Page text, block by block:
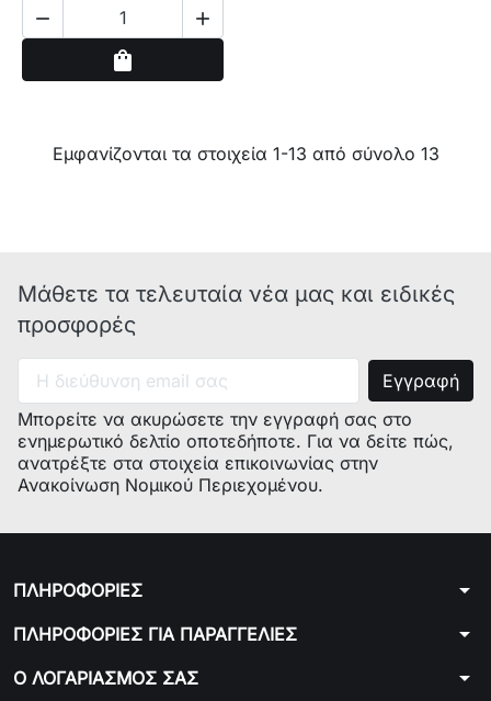
 
shopping_bag
Εμφανίζονται τα στοιχεία 1-13 από σύνολο 13
Μάθετε τα τελευταία νέα μας και ειδικές
προσφορές
Μπορείτε να ακυρώσετε την εγγραφή σας στο
ενημερωτικό δελτίο οποτεδήποτε. Για να δείτε πώς,
ανατρέξτε στα στοιχεία επικοινωνίας στην
Ανακοίνωση Νομικού Περιεχομένου.
ΠΛΗΡΟΦΟΡΙΕΣ arrow_drop_down
ΠΛΗΡΟΦΟΡΙΕΣ ΓΙΑ ΠΑΡΑΓΓΕΛΙΕΣ arrow_drop_down
Ο ΛΟΓΑΡΙΑΣΜΟΣ ΣΑΣ arrow_drop_down